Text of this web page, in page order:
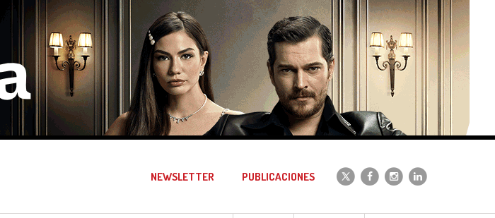
NEWSLETTER PUBLICACIONES